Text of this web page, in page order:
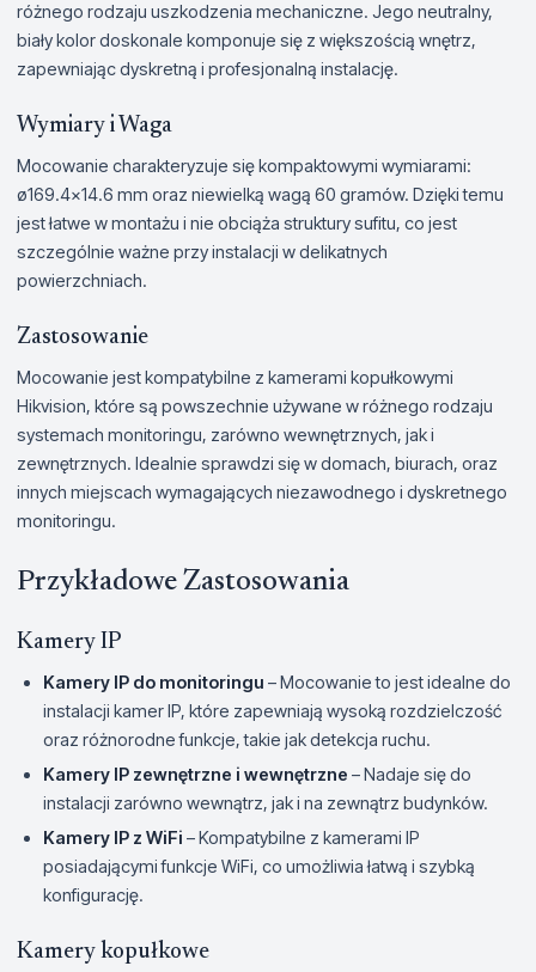
różnego rodzaju uszkodzenia mechaniczne. Jego neutralny,
biały kolor doskonale komponuje się z większością wnętrz,
zapewniając dyskretną i profesjonalną instalację.
Wymiary i Waga
Mocowanie charakteryzuje się kompaktowymi wymiarami:
ø169.4×14.6 mm oraz niewielką wagą 60 gramów. Dzięki temu
jest łatwe w montażu i nie obciąża struktury sufitu, co jest
szczególnie ważne przy instalacji w delikatnych
powierzchniach.
Zastosowanie
Mocowanie jest kompatybilne z kamerami kopułkowymi
Hikvision, które są powszechnie używane w różnego rodzaju
systemach monitoringu, zarówno wewnętrznych, jak i
zewnętrznych. Idealnie sprawdzi się w domach, biurach, oraz
innych miejscach wymagających niezawodnego i dyskretnego
monitoringu.
Przykładowe Zastosowania
Kamery IP
Kamery IP do monitoringu – Mocowanie to jest idealne do
instalacji kamer IP, które zapewniają wysoką rozdzielczość
oraz różnorodne funkcje, takie jak detekcja ruchu.
Kamery IP zewnętrzne i wewnętrzne – Nadaje się do
instalacji zarówno wewnątrz, jak i na zewnątrz budynków.
Kamery IP z WiFi – Kompatybilne z kamerami IP
posiadającymi funkcje WiFi, co umożliwia łatwą i szybką
konfigurację.
Kamery kopułkowe